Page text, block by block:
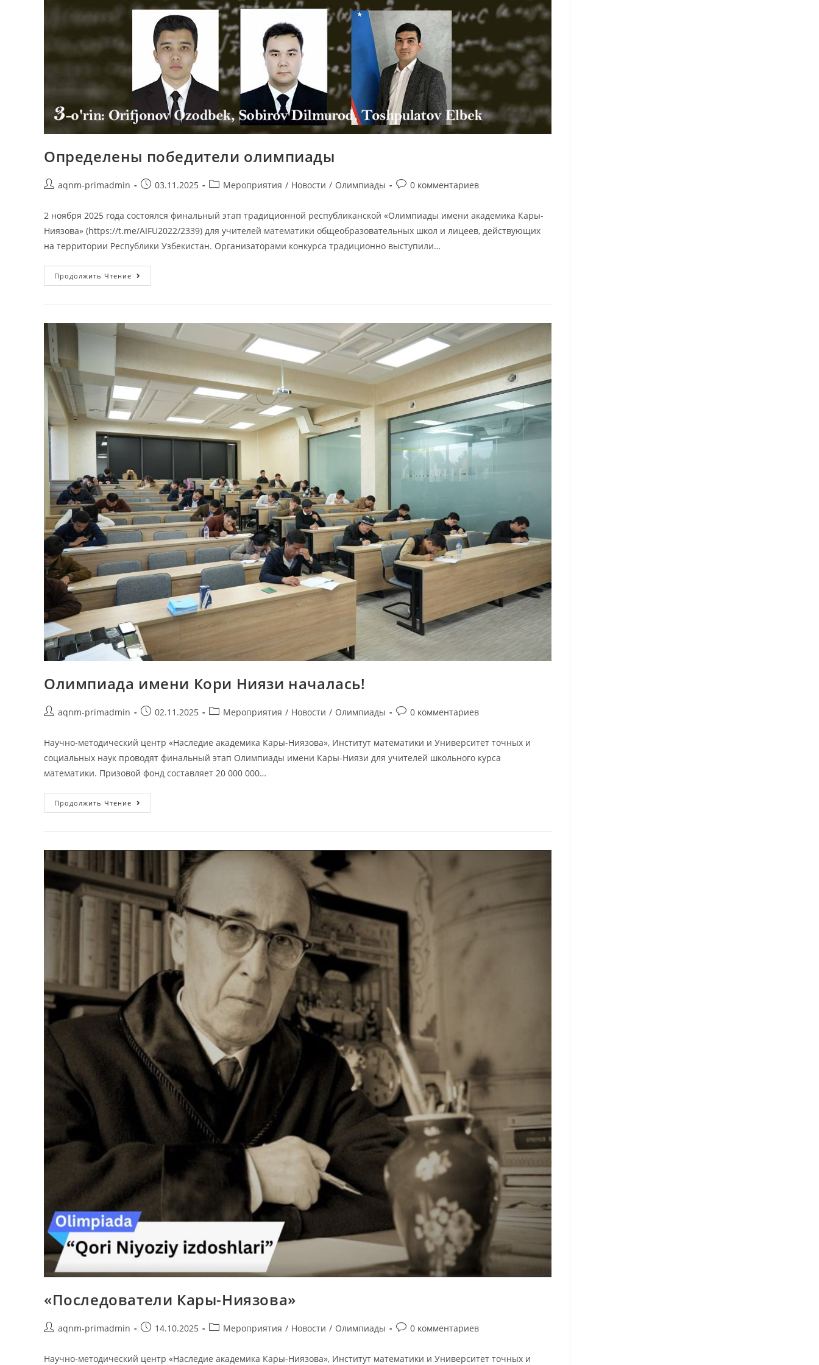
Определены победители олимпиады
aqnm-primadmin 03.11.2025 Мероприятия / Новости / Олимпиады 0 комментариев
2 ноября 2025 года состоялся финальный этап традиционной республиканской «Олимпиады имени академика Кары-
Ниязова» (https://t.me/AIFU2022/2339) для учителей математики общеобразовательных школ и лицеев, действующих
на территории Республики Узбекистан. Организаторами конкурса традиционно выступили…
Продолжить Чтение
Олимпиада имени Кори Ниязи началась!
aqnm-primadmin 02.11.2025 Мероприятия / Новости / Олимпиады 0 комментариев
Научно-методический центр «Наследие академика Кары-Ниязова», Институт математики и Университет точных и
социальных наук проводят финальный этап Олимпиады имени Кары-Ниязи для учителей школьного курса
математики. Призовой фонд составляет 20 000 000…
Продолжить Чтение
«Последователи Кары-Ниязова»
aqnm-primadmin 14.10.2025 Мероприятия / Новости / Олимпиады 0 комментариев
Научно-методический центр «Наследие академика Кары-Ниязова», Институт математики и Университет точных и